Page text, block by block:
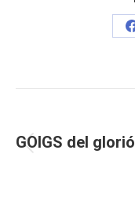
GOIGS del